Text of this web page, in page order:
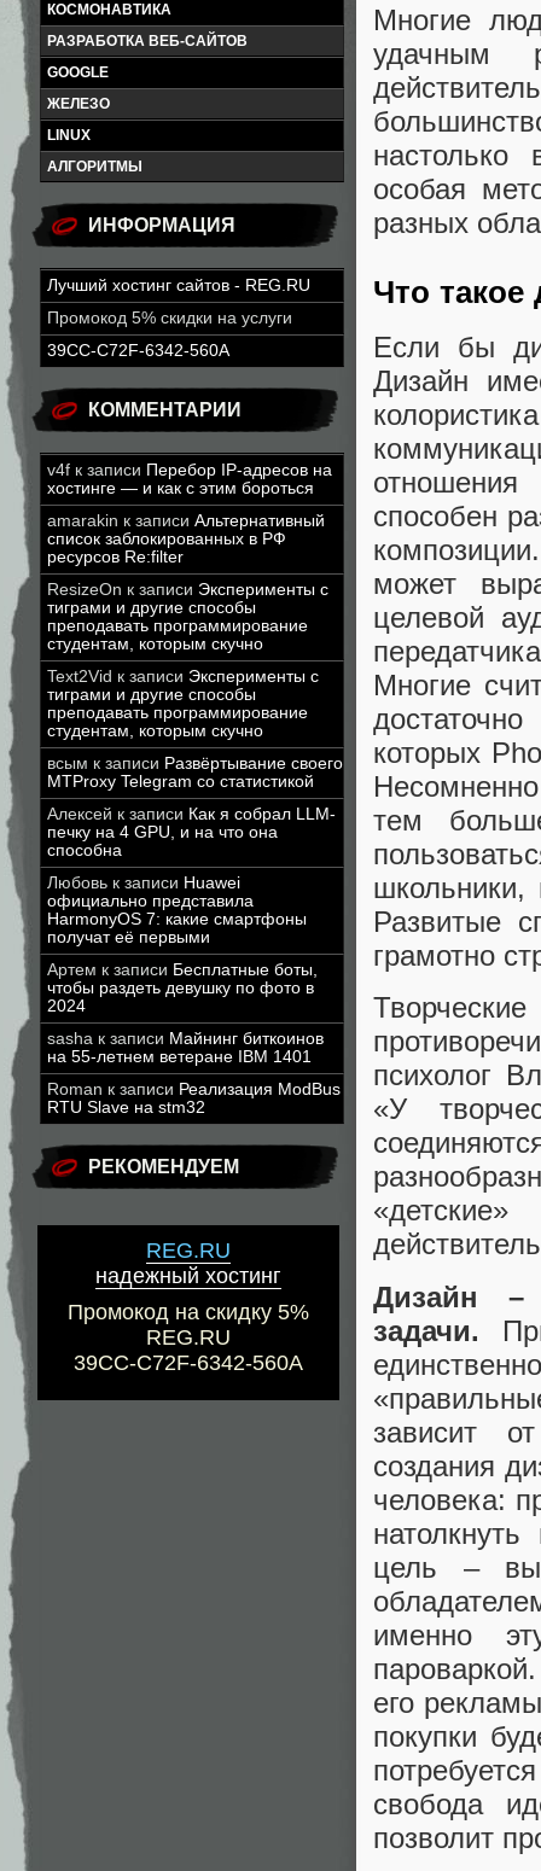
КОСМОНАВТИКА
РАЗРАБОТКА ВЕБ-САЙТОВ
GOOGLE
ЖЕЛЕЗО
LINUX
АЛГОРИТМЫ
ИНФОРМАЦИЯ
Лучший хостинг сайтов - REG.RU
Промокод 5% скидки на услуги
39CC-C72F-6342-560A
КОММЕНТАРИИ
v4f к записи Перебор IP-адресов на
хостинге — и как с этим бороться
amarakin к записи Альтернативный
список заблокированных в РФ
ресурсов Re:filter
ResizeOn к записи Эксперименты с
тиграми и другие способы
преподавать программирование
студентам, которым скучно
Text2Vid к записи Эксперименты с
тиграми и другие способы
преподавать программирование
студентам, которым скучно
всым к записи Развёртывание своего
MTProxy Telegram со статистикой
Алексей к записи Как я собрал LLM-
печку на 4 GPU, и на что она
способна
Любовь к записи Huawei
официально представила
HarmonyOS 7: какие смартфоны
получат её первыми
Артем к записи Бесплатные боты,
чтобы раздеть девушку по фото в
2024
sasha к записи Майнинг биткоинов
на 55-летнем ветеране IBM 1401
Roman к записи Реализация ModBus
RTU Slave на stm32
РЕКОМЕНДУЕМ
REG.RU
надежный хостинг
Промокод на скидку 5%
REG.RU
39CC-C72F-6342-560A
Многие
удачным
особая
разных
Что такое
Если бы
Дизайн
способен
может
целевой
Многие
которых
тем
школьники,
Развитые
грамотно
психолог
«У
Дизайн –
задачи.
зависит
создания
человека:
цель –
именно
его
покупки
свобода
позволит